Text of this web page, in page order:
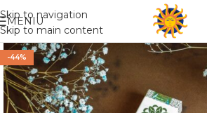
Skip to navigation
Skip to main content
Nemokamas pristatymas į paštomatą
MENIU
-44%